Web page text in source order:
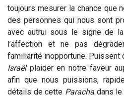
toujours mesurer la chance que
des personnes qui nous sont
avec autrui sous le signe de
l’affection et ne pas
familiarité inopportune.
Israëlplaider en notre faveur
afin que nous puissions,
détails de cette Paracha dans